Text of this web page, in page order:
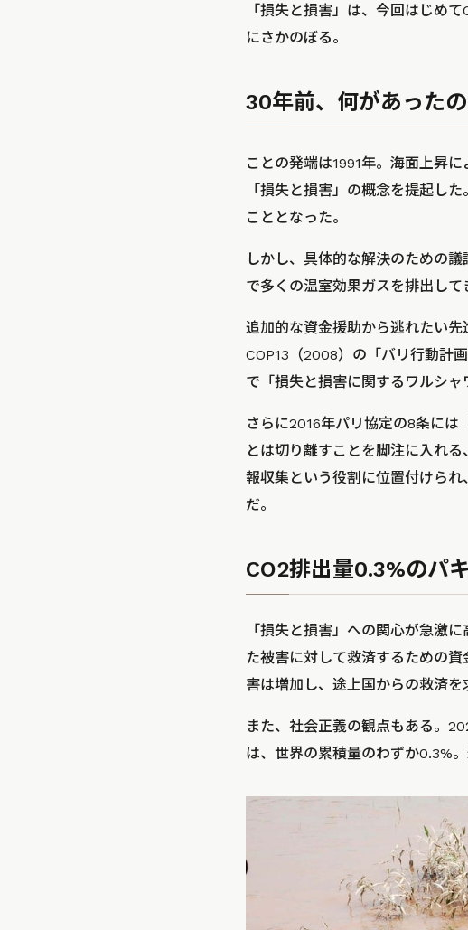
「損失と損害」は、今回はじめ
にさかのぼる。
30年前、何があった
ことの発端は1991年。海面上昇
「損失と損害」の概念を提起し
こととなった。
しかし、具体的な解決のための
で多くの温室効果ガスを排出し
追加的な資金援助から逃れたい先
COP13（2008）の「バリ行動計
で​​「損失と損害に関するワルシャ
さらに2016年パリ協定の8条に
とは切り離すことを脚注に入れ
報収集という役割に位置付けら
だ。
CO2排出量0.3%のパ
「損失と損害」への関心が急激
た被害に対して救済するための
害は増加し、途上国からの救済を
また、社会正義の観点もある。
は、世界の累積量のわずか0.3%